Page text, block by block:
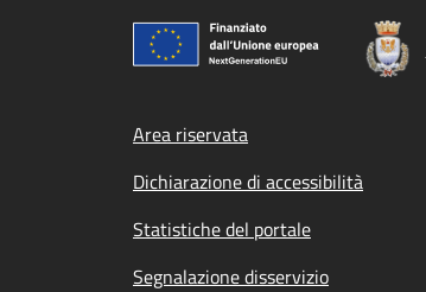
Footer menu
Area riservata
Dichiarazione di accessibilità
Statistiche del portale
Segnalazione disservizio